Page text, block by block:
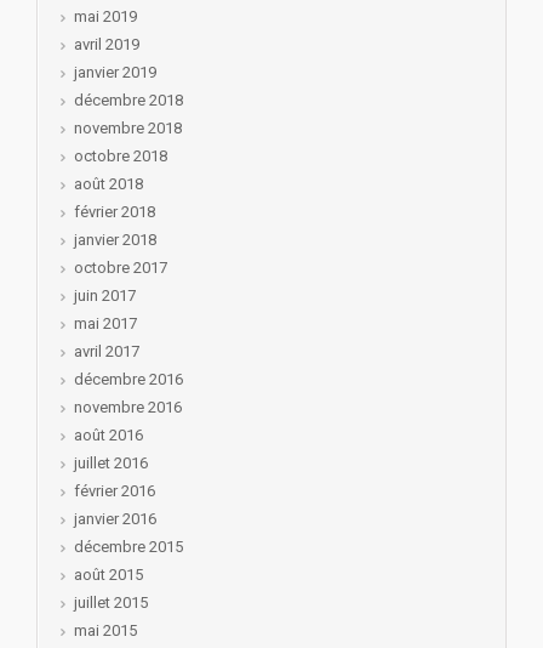
mai 2019
avril 2019
janvier 2019
décembre 2018
novembre 2018
octobre 2018
août 2018
février 2018
janvier 2018
octobre 2017
juin 2017
mai 2017
avril 2017
décembre 2016
novembre 2016
août 2016
juillet 2016
février 2016
janvier 2016
décembre 2015
août 2015
juillet 2015
mai 2015